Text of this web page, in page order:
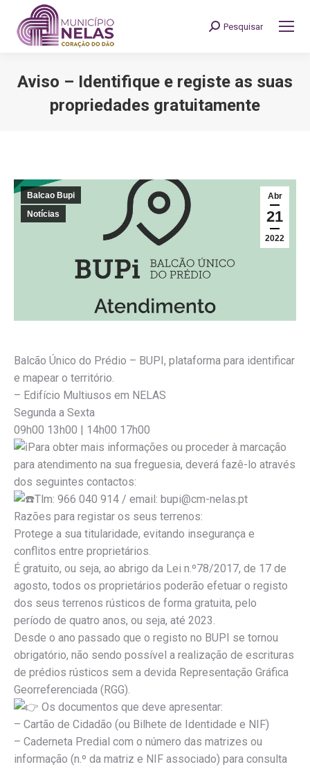
Search:
Pesquisar
Aviso – Identifique e registe as suas
propriedades gratuitamente
Abr
21
2022
Balcao Bupi
Notícias
Balcão Único do Prédio – BUPI, plataforma para identificar
e mapear o território.
– Edifício Multiusos em NELAS
Segunda a Sexta
09h00 13h00 | 14h00 17h00
Para obter mais informações ou proceder à marcação
para atendimento na sua freguesia, deverá fazê-lo através
dos seguintes contactos:
Tlm: 966 040 914 / email: bupi@cm-nelas.pt
Razões para registar os seus terrenos:
Protege a sua titularidade, evitando insegurança e
conflitos entre proprietários.
É gratuito, ou seja, ao abrigo da Lei n.º78/2017, de 17 de
agosto, todos os proprietários poderão efetuar o registo
dos seus terrenos rústicos de forma gratuita, pelo
período de quatro anos, ou seja, até 2023.
Desde o ano passado que o registo no BUPI se tornou
obrigatório, não sendo possível a realização de escrituras
de prédios rústicos sem a devida Representação Gráfica
Georreferenciada (RGG).
Os documentos que deve apresentar:
– Cartão de Cidadão (ou Bilhete de Identidade e NIF)
– Caderneta Predial com o número das matrizes ou
informação (n.º da matriz e NIF associado) para consulta